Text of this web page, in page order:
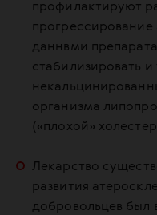
профилактируют
прогрессирование
даннвми
стабилизировать
организма
(«плохой»
Лекарство
развития
добровольцев был